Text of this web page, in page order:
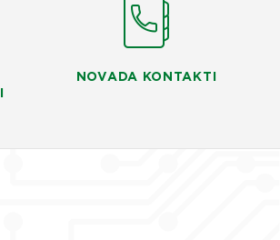
NOVADA KONTAKTI